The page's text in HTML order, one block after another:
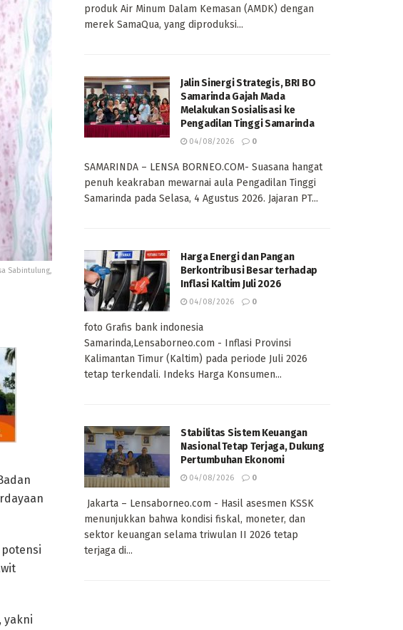
Sabintulung,
yakni
produk Air Minum Dalam Kemasan (AMDK) dengan
merek SamaQua, yang diproduksi...
Jalin Sinergi Strategis, BRI BO
Samarinda Gajah Mada
Melakukan Sosialisasi ke
Pengadilan Tinggi Samarinda
04/08/2026 0
SAMARINDA – LENSA BORNEO.COM- Suasana hangat
penuh keakraban mewarnai aula Pengadilan Tinggi
Samarinda pada Selasa, 4 Agustus 2026. Jajaran PT...
Harga Energi dan Pangan
Berkontribusi Besar terhadap
Inflasi Kaltim Juli 2026
04/08/2026 0
foto Grafis bank indonesia
Samarinda,Lensaborneo.com - Inflasi Provinsi
Kalimantan Timur (Kaltim) pada periode Juli 2026
tetap terkendali. Indeks Harga Konsumen...
Stabilitas Sistem Keuangan
Nasional Tetap Terjaga, Dukung
Pertumbuhan Ekonomi
04/08/2026 0
Jakarta – Lensaborneo.com - Hasil asesmen KSSK
menunjukkan bahwa kondisi fiskal, moneter, dan
sektor keuangan selama triwulan II 2026 tetap
terjaga di...